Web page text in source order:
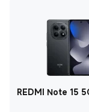
REDMI Note 15